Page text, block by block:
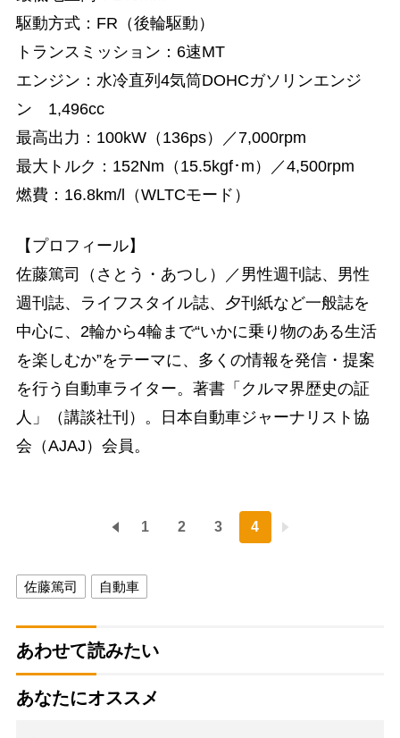
駆動方式：FR（後輪駆動）
トランスミッション：6速MT
エンジン：水冷直列4気筒DOHCガソリンエンジ
ン 1,496cc
最高出力：100kW（136ps）／7,000rpm
最大トルク：152Nm（15.5kgf･m）／4,500rpm
燃費：16.8km/l（WLTCモード）
【プロフィール】
佐藤篤司（さとう・あつし）／男性週刊誌、男性
週刊誌、ライフスタイル誌、夕刊紙など一般誌を
中心に、2輪から4輪まで“いかに乗り物のある生活
を楽しむか”をテーマに、多くの情報を発信・提案
を行う自動車ライター。著書「クルマ界歴史の証
人」（講談社刊）。日本自動車ジャーナリスト協
会（AJAJ）会員。
1 2 3 4
佐藤篤司 自動車
あわせて読みたい
あなたにオススメ